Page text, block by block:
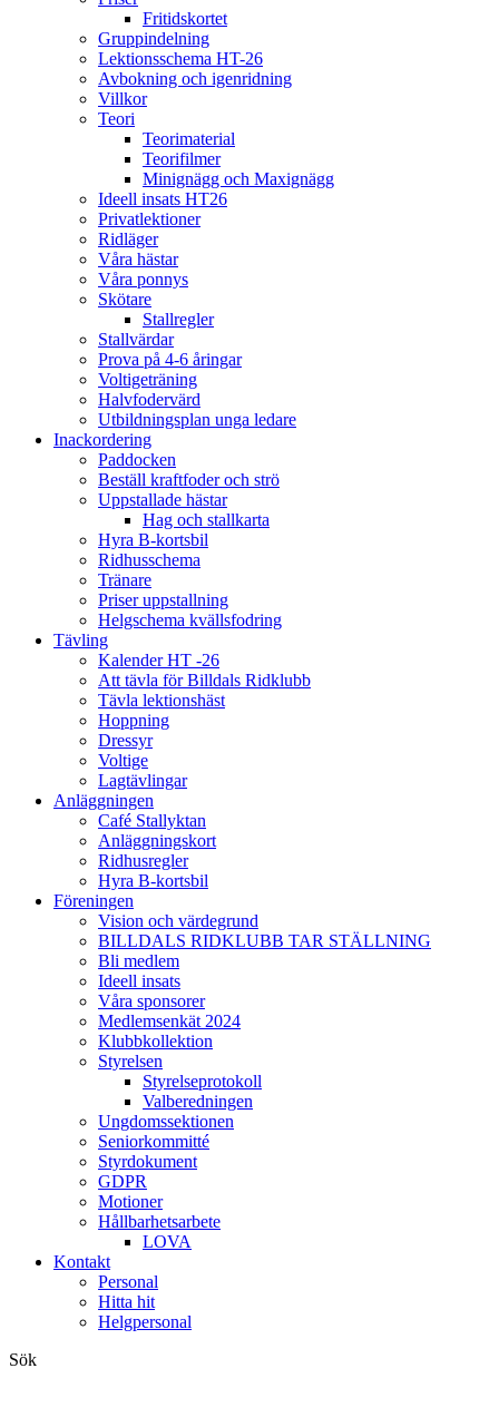
Fritidskortet
Gruppindelning
Lektionsschema HT-26
Avbokning och igenridning
Villkor
Teori
Teorimaterial
Teorifilmer
Minignägg och Maxignägg
Ideell insats HT26
Privatlektioner
Ridläger
Våra hästar
Våra ponnys
Skötare
Stallregler
Stallvärdar
Prova på 4-6 åringar
Voltigeträning
Halvfodervärd
Utbildningsplan unga ledare
Inackordering
Paddocken
Beställ kraftfoder och strö
Uppstallade hästar
Hag och stallkarta
Hyra B-kortsbil
Ridhusschema
Tränare
Priser uppstallning
Helgschema kvällsfodring
Tävling
Kalender HT -26
Att tävla för Billdals Ridklubb
Tävla lektionshäst
Hoppning
Dressyr
Voltige
Lagtävlingar
Anläggningen
Café Stallyktan
Anläggningskort
Ridhusregler
Hyra B-kortsbil
Föreningen
Vision och värdegrund
BILLDALS RIDKLUBB TAR STÄLLNING
Bli medlem
Ideell insats
Våra sponsorer
Medlemsenkät 2024
Klubbkollektion
Styrelsen
Styrelseprotokoll
Valberedningen
Ungdomssektionen
Seniorkommitté
Styrdokument
GDPR
Motioner
Hållbarhetsarbete
LOVA
Kontakt
Personal
Hitta hit
Helgpersonal
Sök